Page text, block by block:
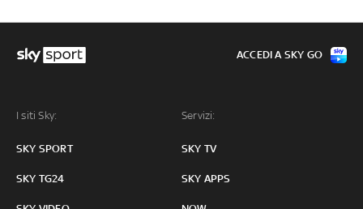
I siti Sky:
SKY SPORT
SKY TG24
Servizi:
SKY TV
SKY APPS
ACCEDI A SKY GO